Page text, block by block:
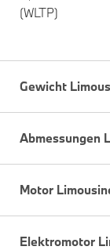
(WLTP)
Gewicht
Abmessungen
Motor
Elektromotor